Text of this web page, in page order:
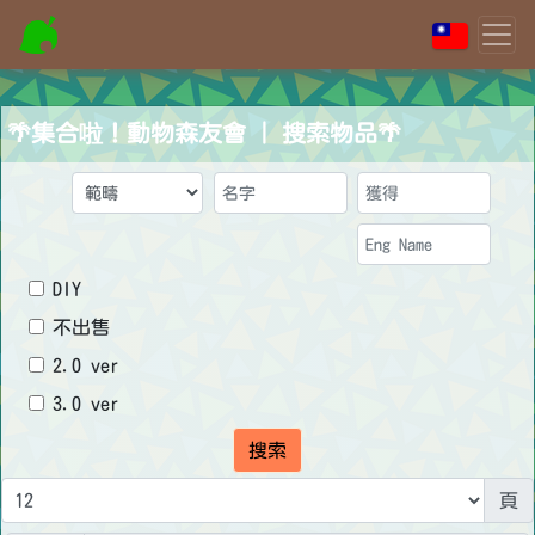
🌴集合啦！動物森友會 | 搜索物品🌴
DIY
不出售
2.0 ver
3.0 ver
搜索
頁